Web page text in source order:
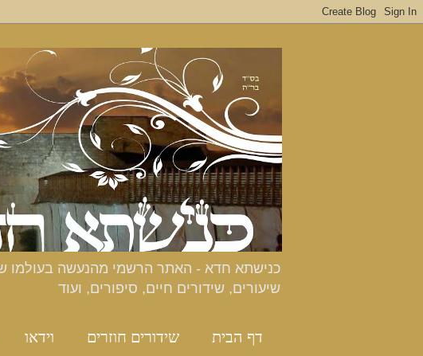
שיעורים, שידורים חיים, סיפורים, ועוד
דף הבית שידורים חוזרים וידאו